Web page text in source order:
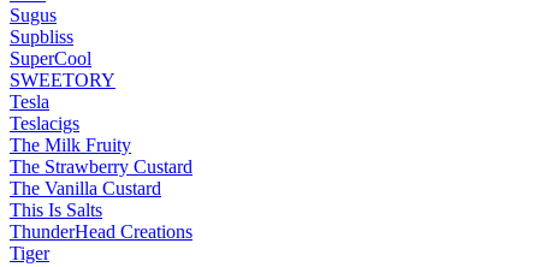
Sugus
Supbliss
SuperCool
SWEETORY
Tesla
Teslacigs
The Milk Fruity
The Strawberry Custard
The Vanilla Custard
This Is Salts
ThunderHead Creations
Tiger